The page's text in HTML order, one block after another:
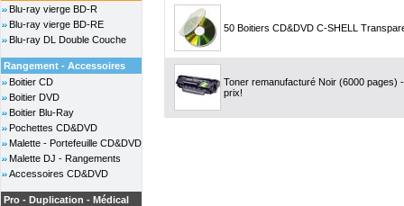
Blu-ray vierge BD-R
Blu-ray vierge BD-RE
Blu-ray DL Double Couche
Rangement - Accessoires
Boitier CD
Boitier DVD
Boitier Blu-Ray
Pochettes CD&DVD
Malette - Portefeuille CD&DVD
Malette DJ - Rangements
Accessoires CD&DVD
Pro - Duplication - Médical
50 Boitiers CD&DVD C-SHELL
Toner remanufacturé Noir (6000 pages)
prix!